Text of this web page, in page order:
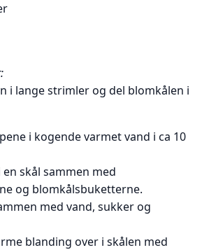
i lange strimler og del blomkålen i
i kogende varmet vand i ca 10
skål sammen med
og blomkålsbuketterne.
med vand, sukker og
blanding over i skålen med